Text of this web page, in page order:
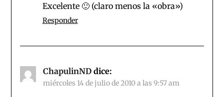
Excelente 🙂 (claro menos la «obra»)
Responder
ChapulinND dice:
miércoles 14 de julio de 2010 a las 9:57 am